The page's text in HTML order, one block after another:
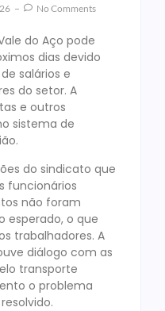
No Comments
do Aço pode
dias devido
salários e
do setor. A
e outros
sistema de
do sindicato que
funcionários
não foram
esperado, o que
trabalhadores. A
diálogo com as
transporte
o problema